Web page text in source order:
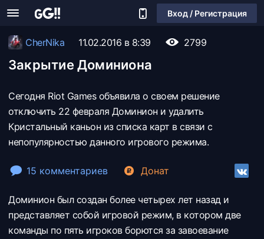
Вход / Регистрация
CherNika 11.02.2016 в 8:39 2799
Закрытие Доминиона
Сегодня Riot Games объявила о своем решение
отключить 22 февраля Доминион и удалить
Кристальный каньон из списка карт в связи с
непопулярностью данного игрового режима.
15 комментариев Донат
Доминион был создан более четырех лет назад и
представляет собой игровой режим, в котором две
команды по пять игроков борются за завоевание